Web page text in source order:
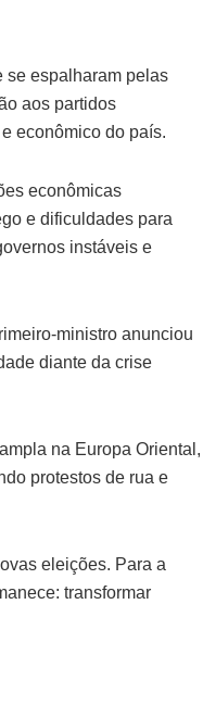
se espalharam pelas
aos partidos
econômico do país.
econômicas
e dificuldades para
instáveis e
ministro anunciou
diante da crise
na Europa Oriental,
protestos de rua e
eleições. Para a
transformar